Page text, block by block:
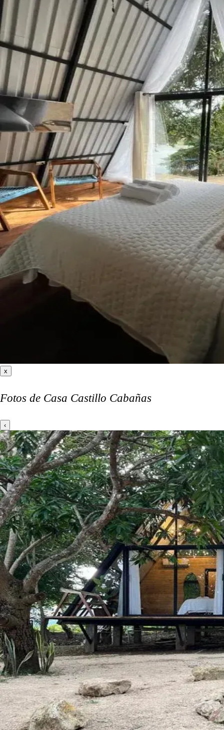
x
Fotos de Casa Castillo Cabañas
‹